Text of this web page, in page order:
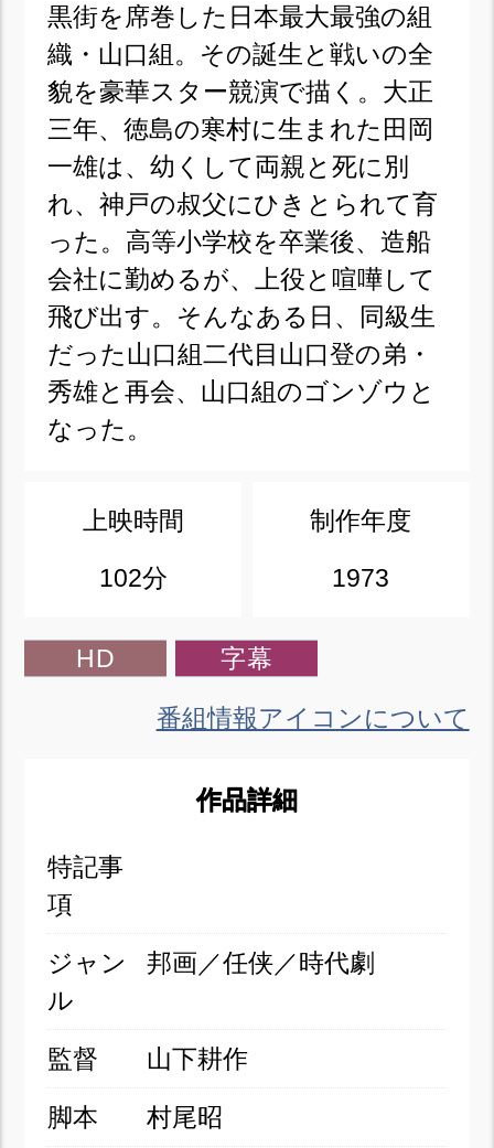
黒街を席巻した日本最大最強の組
織・山口組。その誕生と戦いの全
貌を豪華スター競演で描く。大正
三年、徳島の寒村に生まれた田岡
一雄は、幼くして両親と死に別
れ、神戸の叔父にひきとられて育
った。高等小学校を卒業後、造船
会社に勤めるが、上役と喧嘩して
飛び出す。そんなある日、同級生
だった山口組二代目山口登の弟・
秀雄と再会、山口組のゴンゾウと
なった。
上映時間
102分
制作年度
1973
HD 字幕
番組情報アイコンについて
作品詳細
特記事
項
ジャン
ル
邦画／任侠／時代劇
監督 山下耕作
脚本 村尾昭